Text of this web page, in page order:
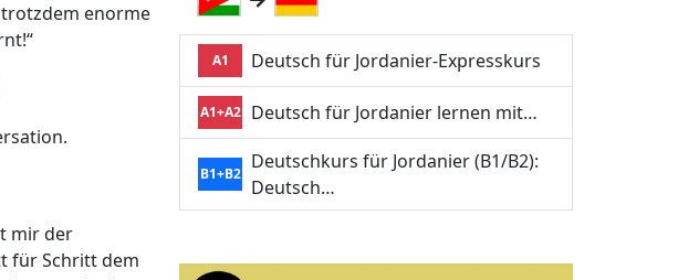
enorme
mir der
für Schritt dem
A1 Deutsch für Jordanier-Expresskurs
A1+A2 Deutsch für Jordanier lernen mit…
B1+B2
Deutschkurs für Jordanier (B1/B2):
Deutsch…